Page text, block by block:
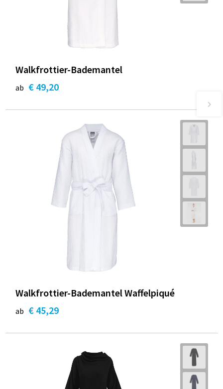
Walkfrottier-Bademantel
ab € 49,20
Walkfrottier-Bademantel Waffelpiqué
ab € 45,29